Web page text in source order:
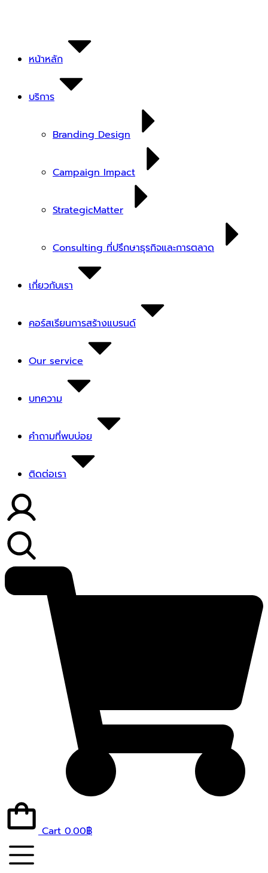
หน้าหลัก
บริการ
Branding Design
Campaign Impact
StrategicMatter
Consulting ที่ปรึกษาธุรกิจและการตลาด
เกี่ยวกับเรา
คอร์สเรียนการสร้างแบรนด์
Our service
บทความ
คำถามที่พบบ่อย
ติดต่อเรา
Cart0.00฿